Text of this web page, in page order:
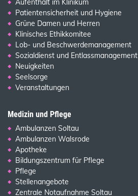
Aufenthalt im Klinikum
Patientensicherheit und Hygiene
Grüne Damen und Herren
Klinisches Ethikkomitee
Lob- und Beschwerdemanagement
Sozialdienst und Entlassmanagement
Neuigkeiten
Seelsorge
Veranstaltungen
Medizin und Pflege
Ambulanzen Soltau
Ambulanzen Walsrode
Apotheke
Bildungszentrum für Pflege
Pflege
Stellenangebote
Zentrale Notaufnahme Soltau